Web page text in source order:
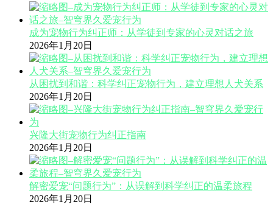
成为宠物行为纠正师：从学徒到专家的心灵对话之旅
2026年1月20日
从困扰到和谐：科学纠正宠物行为，建立理想人犬关系
2026年1月20日
兴隆大街宠物行为纠正指南
2026年1月20日
解密爱宠“问题行为”：从误解到科学纠正的温柔旅程
2026年1月20日